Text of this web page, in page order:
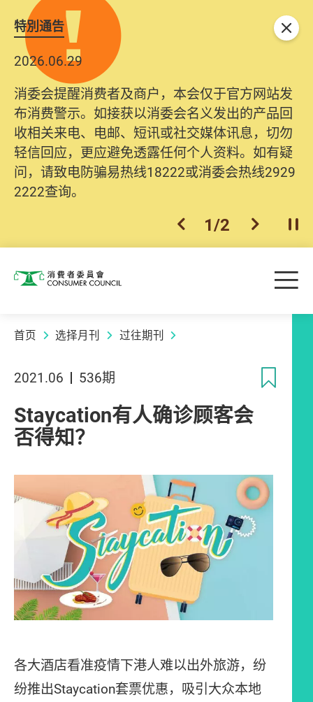
特別通告
2026.06.29
消委会提醒消费者及商户，本会仅于官方网站发
布消费警示。如接获以消委会名义发出的产品回
收相关来电、电邮、短讯或社交媒体讯息，切勿
轻信回应，更应避免透露任何个人资料。如有疑
问，请致电防骗易热线18222或消委会热线2929
2222查询。
上一个
1/2 下一个开
关闭
消费者委员会 目
首页 选择月刊 过往期刊
2021.06 536期
Staycation有人确诊顾客会
否得知？
各大酒店看准疫情下港人难以出外旅游，纷
纷推出Staycation套票优惠，吸引大众本地